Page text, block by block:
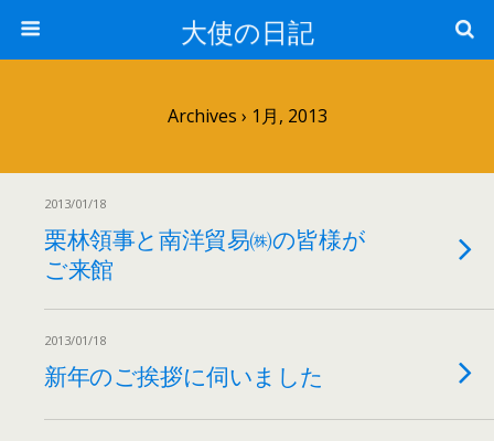
大使の日記
Archives › 1月, 2013
2013/01/18
栗林領事と南洋貿易㈱の皆様が
ご来館
2013/01/18
新年のご挨拶に伺いました